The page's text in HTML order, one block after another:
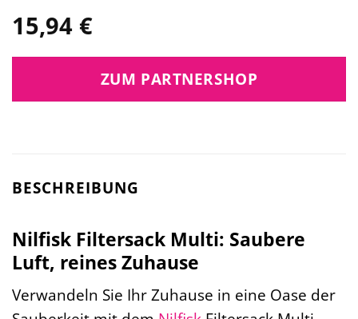
15,94 €
ZUM PARTNERSHOP
BESCHREIBUNG
Nilfisk Filtersack Multi: Saubere
Luft, reines Zuhause
Verwandeln Sie Ihr Zuhause in eine Oase der